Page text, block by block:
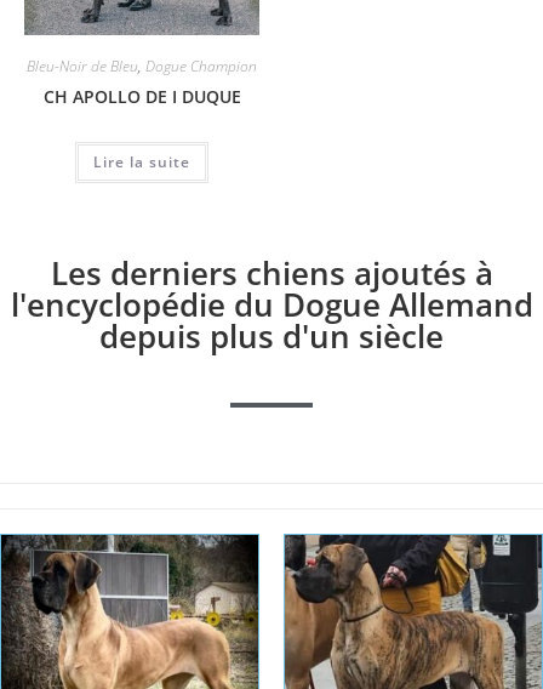
Bleu-Noir de Bleu, Dogue Champion
CH APOLLO DE I DUQUE
Lire la suite
Les derniers chiens ajoutés à
l'encyclopédie du Dogue Allemand
depuis plus d'un siècle